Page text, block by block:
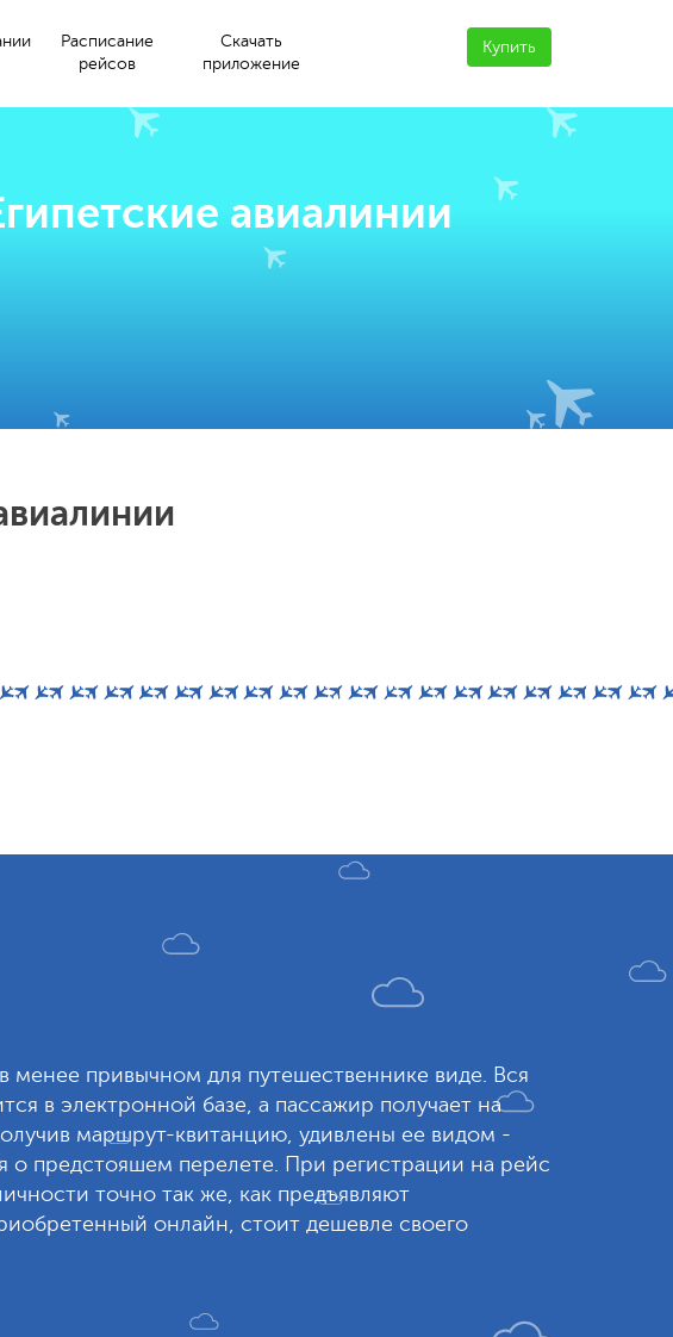
Расписание
рейсов
Скачать
приложение
Купить
авиалинии
менее привычном для путешественнике виде. Вся
в электронной базе, а пассажир получает на
маршрут-квитанцию, удивлены ее видом -
предстояшем перелете. При регистрации на рейс
точно так же, как предъявляют
онлайн, стоит дешевле своего